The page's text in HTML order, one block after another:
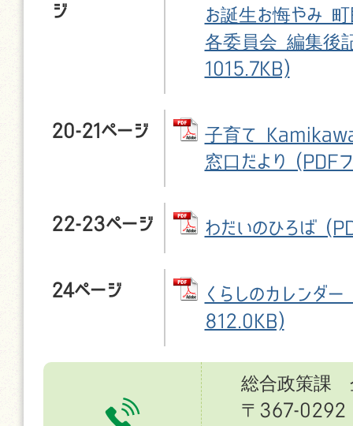
ジ
お誕生お悔やみ
各委員会 編集後
1015.7KB)
20-21ページ
子育て
窓口だより (PDF
22-23ページ わだいのひろば
24ページ
くらしのカレンダ
812.0KB)
総合政策課
〒367-0292